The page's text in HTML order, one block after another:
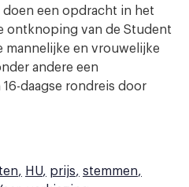
een opdracht in het
ontknoping van de Student
mannelijke en vrouwelijke
andere een
daagse rondreis door
HU prijs
stemmen